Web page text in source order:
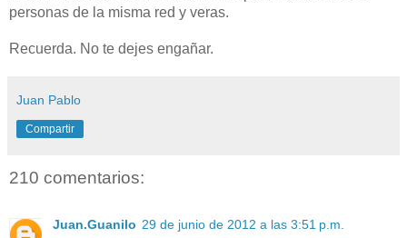
personas de la misma red y veras.
Recuerda. No te dejes engañar.
Juan Pablo
Compartir
210 comentarios:
Juan.Guanilo 29 de junio de 2012 a las 3:51 p.m.